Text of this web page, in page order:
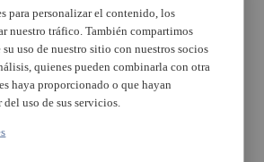
en
405 a
para personalizar el contenido, los
nuestro tráfico. También compartimos
uso de nuestro sitio con nuestros socios
quienes pueden combinarla con otra
haya proporcionado o que hayan
uso de sus servicios.